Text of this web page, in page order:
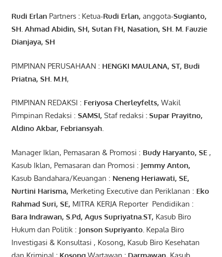
Rudi ErlanPartners : Ketua-Rudi Erlan, anggota-Sugianto,
SH. Ahmad Abidin, SH, SutanFH, Nasation, SH. M. Fauzie
Dianjaya, SH
PIMPINAN PERUSAHAAN : HENGKI MAULANA, ST, Budi
Priatna, SH . M.H,
PIMPINAN REDAKSI : Feriyosa Cherleyfelts, Wakil
Pimpinan Redaksi : SAMSI, Staf redaksi : Supar Prayitno,
Aldino Akbar, Febriansyah.
Manager Iklan, Pemasaran & Promosi : Budy Haryanto, SE,
Kasub Iklan, Pemasaran dan Promosi : Jemmy Anton,
Kasub Bandahara/Keuangan : Neneng Heriawati, SE,
Nurtini Harisma, Merketing Executive dan Periklanan : Eko
Rahmad Suri, SE, MITRA KERJA Reporter Pendidikan :
Bara Indrawan, S.Pd, Agus Supriyatna.ST, Kasub Biro
Hukum dan Politik : Jonson Supriyanto. Kepala Biro
Investigasi & Konsultasi , Kosong, Kasub Biro Kesehatan